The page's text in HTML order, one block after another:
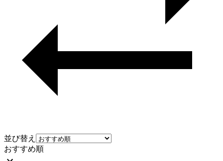
並び替え
おすすめ順